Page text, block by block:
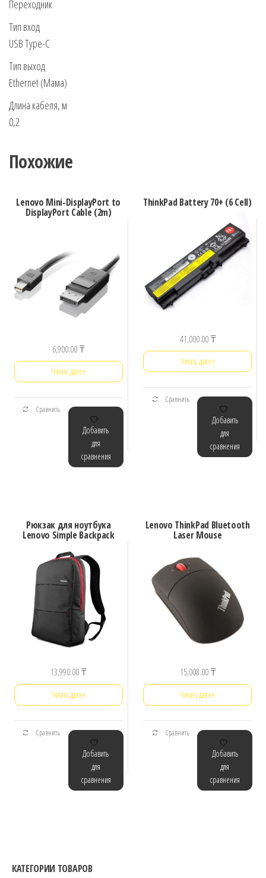
Переходник
Тип вход
USB Type-C
Тип выход
Ethernet (Мама)
Длина кабеля, м
0,2
Похожие
Lenovo Mini-DisplayPort to
DisplayPort Cable (2m)
6,900.00₸
Читать далее
Сравнить
Добавить
для
сравнения
ThinkPad Battery 70+ (6 Cell)
41,000.00₸
Читать далее
Сравнить
Добавить
для
сравнения
Рюкзак для ноутбука
Lenovo Simple Backpack
13,990.00₸
Читать далее
Сравнить
Добавить
для
сравнения
Lenovo ThinkPad Bluetooth
Laser Mouse
15,008.00₸
Читать далее
Сравнить
Добавить
для
сравнения
КАТЕГОРИИ ТОВАРОВ